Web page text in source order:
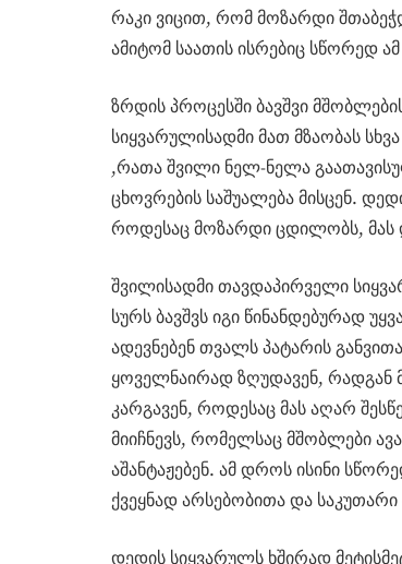
რაკი ვიცით, რომ მოზარდი
ამიტომ საათის ისრებიც სწორედ
ზრდის პროცესში ბავშვი
სიყვარულისადმი მათ მზაობას
,რათა შვილი ნელ-ნელა
ცხოვრების საშუალება მისცენ.
როდესაც მოზარდი ცდილობს, მას
შვილისადმი თავდაპირველი
სურს ბავშვს იგი წინანდებურად
ადევნებენ თვალს პატარის
ყოველნაირად ზღუდავენ, რადგან
კარგავენ, როდესაც მას აღარ
მიიჩნევს, რომელსაც მშობლები
აშანტაჟებენ. ამ დროს ისინი
ქვეყნად არსებობითა და
დედის სიყვარულს ხშირად